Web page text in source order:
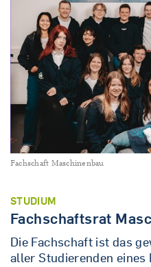
Fachschaft Maschinenbau
STUDIUM
Fachschaftsrat
Die Fachschaft ist das
aller Studierenden eines